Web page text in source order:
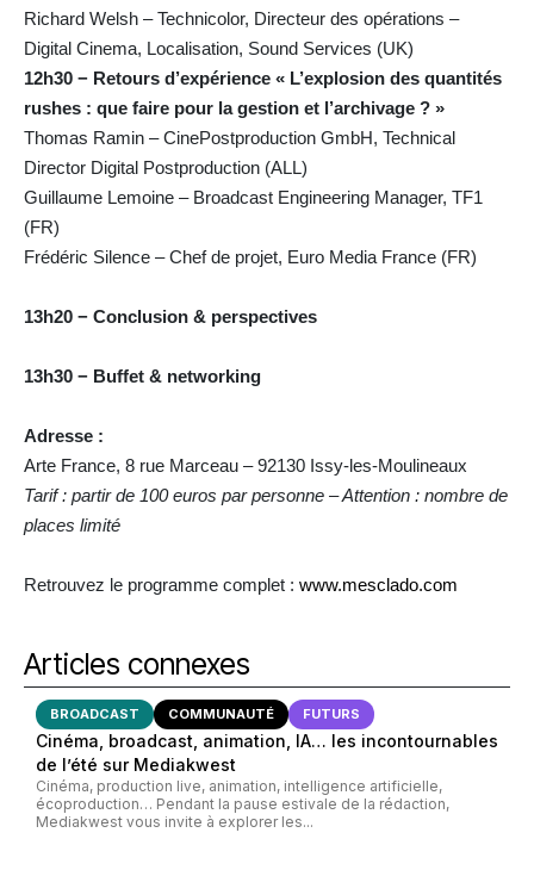
Richard Welsh – Technicolor, Directeur des opérations –
Digital Cinema, Localisation, Sound Services (UK)
12h30 − Retours d’expérience « L’explosion des quantités
rushes : que faire pour la gestion et l’archivage ? »
Thomas Ramin – CinePostproduction GmbH, Technical
Director Digital Postproduction (ALL)
Guillaume Lemoine – Broadcast Engineering Manager, TF1
(FR)
Frédéric Silence – Chef de projet, Euro Media France (FR)
13h20 − Conclusion & perspectives
13h30 − Buffet & networking
Adresse :
Arte France, 8 rue Marceau – 92130 Issy-les-Moulineaux
Tarif : partir de 100 euros par personne – Attention : nombre de
places limité
Retrouvez le programme complet : www.mesclado.com
Articles connexes
BROADCAST COMMUNAUTÉ FUTURS
Cinéma, broadcast, animation, IA… les incontournables
de l’été sur Mediakwest
Cinéma, production live, animation, intelligence artificielle,
écoproduction… Pendant la pause estivale de la rédaction,
Mediakwest vous invite à explorer les...